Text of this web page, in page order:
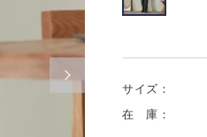
サイズ：
在 庫：